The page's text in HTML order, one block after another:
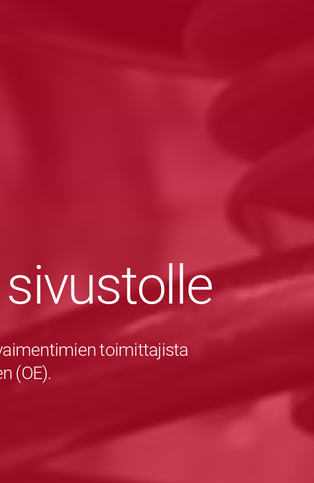
sivustolle
toimittajista
(OE).